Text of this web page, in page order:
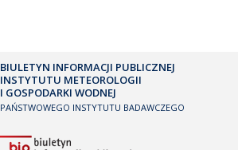
BIULETYN INFORMACJI PUBLICZNEJ
INSTYTUTU METEOROLOGII
I GOSPODARKI WODNEJ
PAŃSTWOWEGO INSTYTUTU BADAWCZEGO